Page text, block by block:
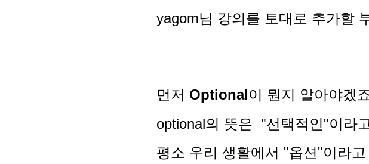
yagom님 강의를 토대로 추가할
먼저 Optional이 뭔지 알아야겠
optional의 뜻은 "선택적인"이라
평소 우리 생활에서 "옵션"이라